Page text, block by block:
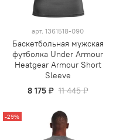
арт. 1361518-090
Баскетбольная мужская
футболка Under Armour
Heatgear Armour Short
Sleeve
8 175 ₽ 11 445 ₽
-29%